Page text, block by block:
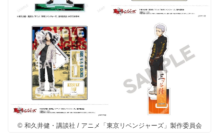
© 和久井健・講談社 / アニメ「東京リベンジャーズ」製作委員会